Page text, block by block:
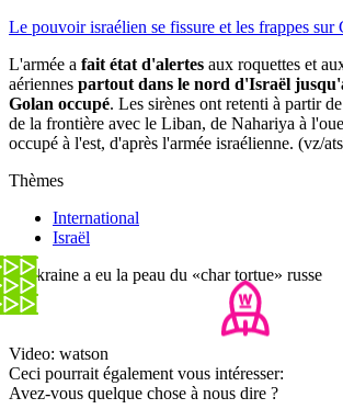
Le pouvoir israélien se fissure et les frappes sur
L'armée a fait état d'alertes aux roquettes et
aériennes partout dans le nord d'Israël
Golan occupé. Les sirènes ont retenti à partir
de la frontière avec le Liban, de Nahariya à
occupé à l'est, d'après l'armée israélienne. (vz/
Thèmes
International
Israël
L'Ukraine a eu la peau du «char tortue» russe
Video: watson
Ceci pourrait également vous intéresser:
Avez-vous quelque chose à nous dire ?